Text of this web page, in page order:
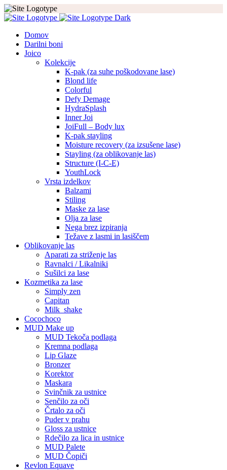
Domov
Darilni boni
Joico
Kolekcije
K-pak (za suhe poškodovane lase)
Blond life
Colorful
Defy Demage
HydraSplash
Inner Joi
JoiFull – Body lux
K-pak stayling
Moisture recovery (za izsušene lase)
Stayling (za oblikovanje las)
Structure (I-C-E)
YouthLock
Vrsta izdelkov
Balzami
Stiling
Maske za lase
Olja za lase
Nega brez izpiranja
Težave z lasmi in lasiščem
Oblikovanje las
Aparati za striženje las
Ravnalci / Likalniki
Sušilci za lase
Kozmetika za lase
Simply zen
Capitan
Milk_shake
Cocochoco
MUD Make up
MUD Tekoča podlaga
Kremna podlaga
Lip Glaze
Bronzer
Korektor
Maskara
Svinčnik za ustnice
Senčilo za oči
Črtalo za oči
Puder v prahu
Gloss za ustnice
Rdečilo za lica in ustnice
MUD Palete
MUD Čopiči
Revlon Equave